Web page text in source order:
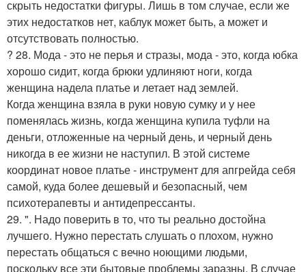
скрыть недостатки фигуры. Лишь в том случае, если же
этих недостатков нет, каблук может быть, а может и
отсутствовать полностью.
? 28. Мода - это не перья и стразы, мода - это, когда юбка
хорошо сидит, когда брюки удлиняют ноги, когда
женщина надела платье и летает над землей.
Когда женщина взяла в руки новую сумку и у нее
поменялась жизнь, когда женщина купила туфли на
деньги, отложенные на черный день, и черный день
никогда в ее жизни не наступил. В этой системе
координат новое платье - инструмент для апгрейда себя
самой, куда более дешевый и безопасный, чем
психотерапевты и антидепрессанты.
29. ". Надо поверить в то, что ты реально достойна
лучшего. Нужно перестать слушать о плохом, нужно
перестать общаться с вечно ноющими людьми,
поскольку все эти бытовые проблемы заразны. В случае